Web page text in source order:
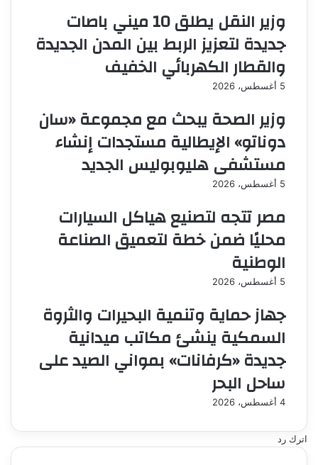
وزير النقل يطلق 10 ميني باصات
جديدة لتعزيز الربط بين المدن الجديدة
والقطار الكهربائي الخفيف
5 أغسطس، 2026
وزير الصحة يبحث مع مجموعة «سان
دوناتو» الإيطالية مستجدات إنشاء
مستشفى هليوبوليس الجديد
5 أغسطس، 2026
مصر تتجه لتصنيع هياكل السيارات
محليًا ضمن خطة لتعميق الصناعة
الوطنية
5 أغسطس، 2026
جهاز حماية وتنمية البحيرات والثروة
السمكية ينشئ مكاتب ميدانية
جديدة «كرفانات» بمواني الصيد على
ساحل البحر
4 أغسطس، 2026
اترك رد